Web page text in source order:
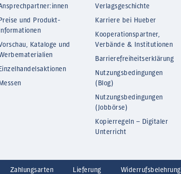
Preise und Produkt-
Informationen
Kataloge und
Einzelhandelsaktionen
Verlagsgeschichte
Karriere bei Hueber
Kooperationspartner,
Verbände & Institutionen
Barrierefreiheitserklärung
Nutzungsbedingungen
(Blog)
Nutzungsbedingungen
(Jobbörse)
Kopierregeln – Digitaler
Unterricht
Zahlungsarten Lieferung Widerrufsbelehrung